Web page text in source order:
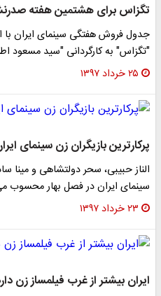
برای هشتمین هفته
فروش هفتگی سینمای ایران با
به کارگردانی "سید مسعود
۲۵ خرداد ۱۳۹۷
بازیگران زن سینمای
حبیبی، سحر دولتشاهی و مینا
ایران در فصل بهار محسوب
۲۳ خرداد ۱۳۹۷
بیشتر از غرب فیلمساز زن دارد